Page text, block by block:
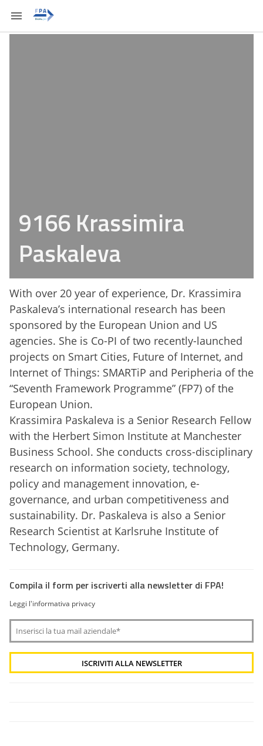
9166 Krassimira
Paskaleva
With over 20 year of experience, Dr. Krassimira
Paskaleva’s international research has been
sponsored by the European Union and US
agencies. She is Co-PI of two recently-launched
projects on Smart Cities, Future of Internet, and
Internet of Things: SMARTiP and Peripheria of the
“Seventh Framework Programme” (FP7) of the
European Union.
Krassimira Paskaleva is a Senior Research Fellow
with the Herbert Simon Institute at Manchester
Business School. She conducts cross-disciplinary
research on information society, technology,
policy and management innovation, e-
governance, and urban competitiveness and
sustainability. Dr. Paskaleva is also a Senior
Research Scientist at Karlsruhe Institute of
Technology, Germany.
Compila il form per iscriverti alla newsletter di FPA!
Leggi l'informativa privacy